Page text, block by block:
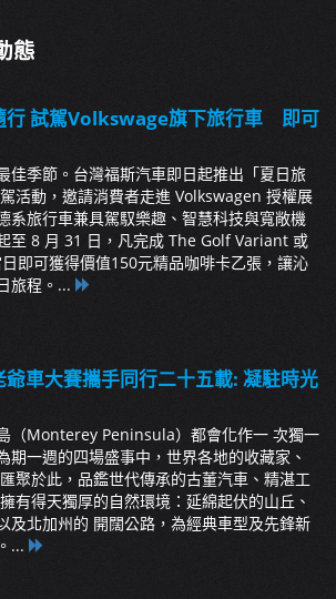
態
試駕Volkswage旗下旅行車 即可
佳季節。台灣福斯汽車即日起推出「夏日旅
活動，邀請消費者走進 Volkswagen 授權展
系旅行車兼具駕馭樂趣、智慧科技與寬敞機
至 8 月 31 日，凡完成 The Golf Variant 或
即可獲得價值150元精品咖啡卡乙張，讓沁
旅程。...
車大賽攜手同行二十五載: 凝駐時光
（Monterey Peninsula）都會化作一 次獨一
期一週的四場盛事中，世界各地的收藏家、
聚於此，品鑑世代傳承的古董汽車、精湛工
有得天獨厚的自然環境：延綿起伏的山丘、
及北加州的 開闊公路，為經典車型及先鋒新
...